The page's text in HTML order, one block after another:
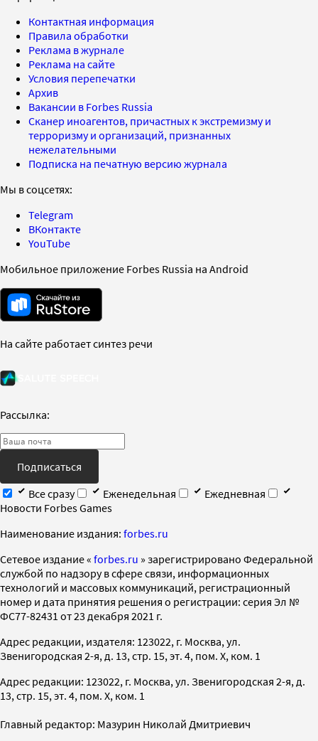
Контактная информация
Правила обработки
Реклама в журнале
Реклама на сайте
Условия перепечатки
Архив
Вакансии в Forbes Russia
Сканер иноагентов, причастных к экстремизму и
терроризму и организаций, признанных
нежелательными
Подписка на печатную версию журнала
Мы в соцсетях:
Telegram
ВКонтакте
YouTube
Мобильное приложение Forbes Russia на Android
На сайте работает синтез речи
Рассылка:
Подписаться
Все сразу
Еженедельная
Ежедневная
Новости Forbes Games
Наименование издания: forbes.ru
Cетевое издание « forbes.ru » зарегистрировано Федеральной
службой по надзору в сфере связи, информационных
технологий и массовых коммуникаций, регистрационный
номер и дата принятия решения о регистрации: серия Эл №
ФС77-82431 от 23 декабря 2021 г.
Адрес редакции, издателя: 123022, г. Москва, ул.
Звенигородская 2-я, д. 13, стр. 15, эт. 4, пом. X, ком. 1
Адрес редакции: 123022, г. Москва, ул. Звенигородская 2-я, д.
13, стр. 15, эт. 4, пом. X, ком. 1
Главный редактор: Мазурин Николай Дмитриевич